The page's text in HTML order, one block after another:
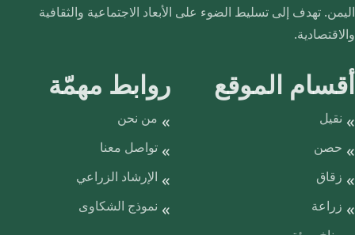
اليمن. تهدف إلى تسليط الضوء على الأبعاد الاجتماعية والثقافية
والاقتصادية.
أقسام الموقع
نقيل
حصن
زقاق
زراعة
روابط مهمّة
من نحن
تواصل معنا
الإرشاد الزراعي
نموذج الشكاوى